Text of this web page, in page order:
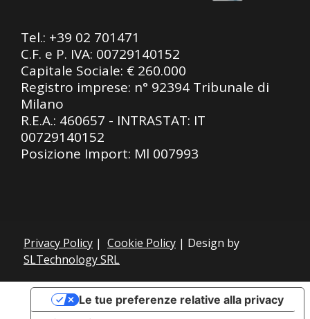
Tel.: +39 02 701471
C.F. e P. IVA: 00729140152
Capitale Sociale: € 260.000
Registro imprese: n° 92394 Tribunale di
Milano
R.E.A.: 460657 - INTRASTAT: IT
00729140152
Posizione Import: Ml 007993
Privacy Policy | Cookie Policy | Design by
SLTechnology SRL
Le tue preferenze relative alla privacy